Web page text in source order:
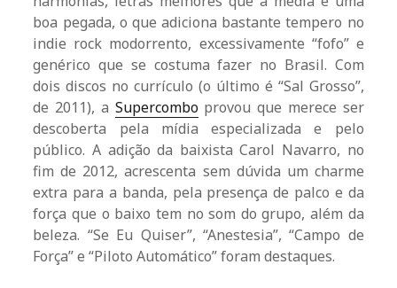
boa pegada, o que adiciona bastante tempero no
indie rock modorrento, excessivamente “fofo” e
genérico que se costuma fazer no Brasil. Com
dois discos no currículo (o último é “Sal Grosso”,
de 2011), a Supercomboprovou que merece ser
descoberta pela mídia especializada e pelo
público. A adição da baixista Carol Navarro, no
fim de 2012, acrescenta sem dúvida um charme
extra para a banda, pela presença de palco e da
força que o baixo tem no som do grupo, além da
beleza. “Se Eu Quiser”, “Anestesia”, “Campo de
Força” e “Piloto Automático” foram destaques.